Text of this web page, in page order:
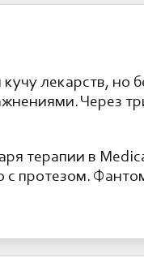
лекарств, но
Через
терапии в
с протезом.